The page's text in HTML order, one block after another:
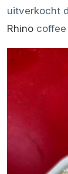
uitverkocht
Rhino coffee